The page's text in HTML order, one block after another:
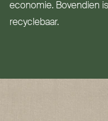
economie. Bovendien
recyclebaar.